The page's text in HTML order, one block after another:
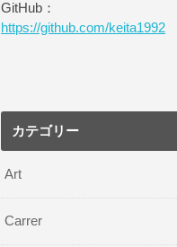
GitHub：
https://github.com/keita1992
カテゴリー
Art
Carrer